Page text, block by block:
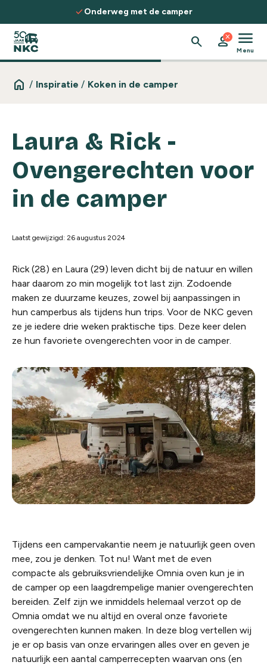
Spring naar de inhoudOntdek routes, kennis & inspiratie
search person
close menu
Menu
home / Inspiratie / Koken in de camper
Laura & Rick -
Ovengerechten voor
in de camper
Laatst gewijzigd: 26 augustus 2024
Rick (28) en Laura (29) leven dicht bij de natuur en willen
haar daarom zo min mogelijk tot last zijn. Zodoende
maken ze duurzame keuzes, zowel bij aanpassingen in
hun camperbus als tijdens hun trips. Voor de NKC geven
ze je iedere drie weken praktische tips. Deze keer delen
ze hun favoriete ovengerechten voor in de camper.
Tijdens een campervakantie neem je natuurlijk geen oven
mee, zou je denken. Tot nu! Want met de even
compacte als gebruiksvriendelijke Omnia oven kun je in
de camper op een laagdrempelige manier ovengerechten
bereiden. Zelf zijn we inmiddels helemaal verzot op de
Omnia omdat we nu altijd en overal onze favoriete
ovengerechten kunnen maken. In deze blog vertellen wij
je er op basis van onze ervaringen alles over en geven je
natuurlijk een aantal camperrecepten waarvan ons (en